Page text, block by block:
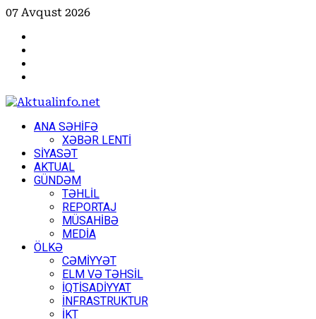
Skip
content
07 Avqust 2026
PrimaryANA SƏHİFƏ
XƏBƏR LENTİ
SİYASƏT
AKTUAL
GÜNDƏM
TƏHLİL
REPORTAJ
MÜSAHİBƏ
MEDİA
ÖLKƏ
CƏMİYYƏT
ELM VƏ TƏHSİL
İQTİSADİYYAT
İNFRASTRUKTUR
İKT